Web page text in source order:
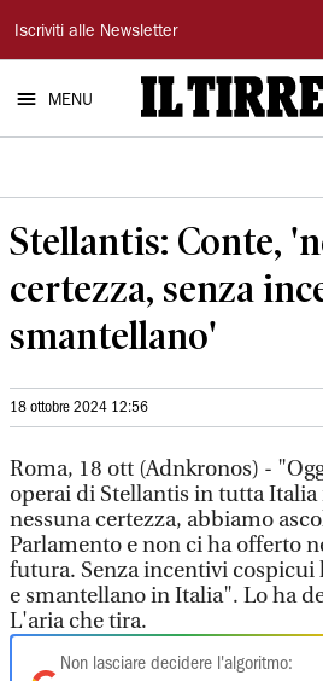
Il
Tirreno
Iscriviti alle Newsletter
MENU
Stellantis: Conte,
certezza, senza
smantellano'
18 ottobre 2024 12:56
Roma, 18 ott (Adnkronos) -
operai di Stellantis in tutta
nessuna certezza, abbiamo
Parlamento e non ci ha offerto
futura. Senza incentivi cospicui
e smantellano in Italia". Lo ha
L'aria che tira.
Non lasciare decidere l'algoritmo: